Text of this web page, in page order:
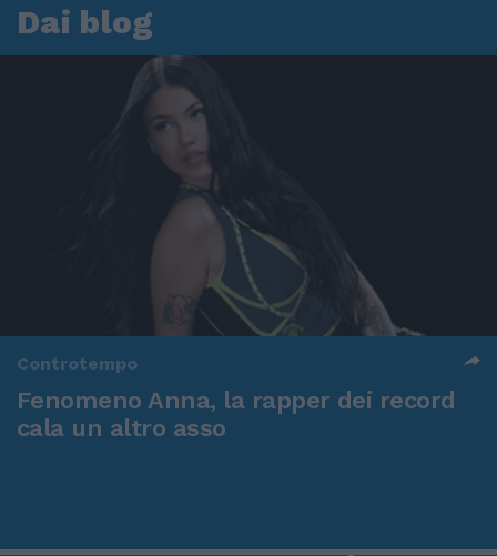
Dai blog
Controtempo
Fenomeno Anna, la rapper dei record
cala un altro asso